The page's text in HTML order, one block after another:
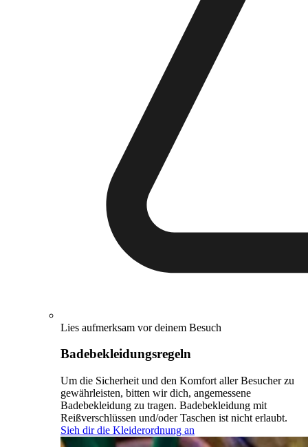
Lies aufmerksam vor deinem Besuch
Badebekleidungsregeln
Um die Sicherheit und den Komfort aller Besucher zu
gewährleisten, bitten wir dich, angemessene
Badebekleidung zu tragen. Badebekleidung mit
Reißverschlüssen und/oder Taschen ist nicht erlaubt.
Sieh dir die Kleiderordnung an